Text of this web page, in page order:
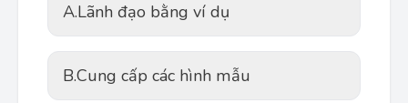
A.Lãnh đạo bằng ví dụ
B.Cung cấp các hình mẫu